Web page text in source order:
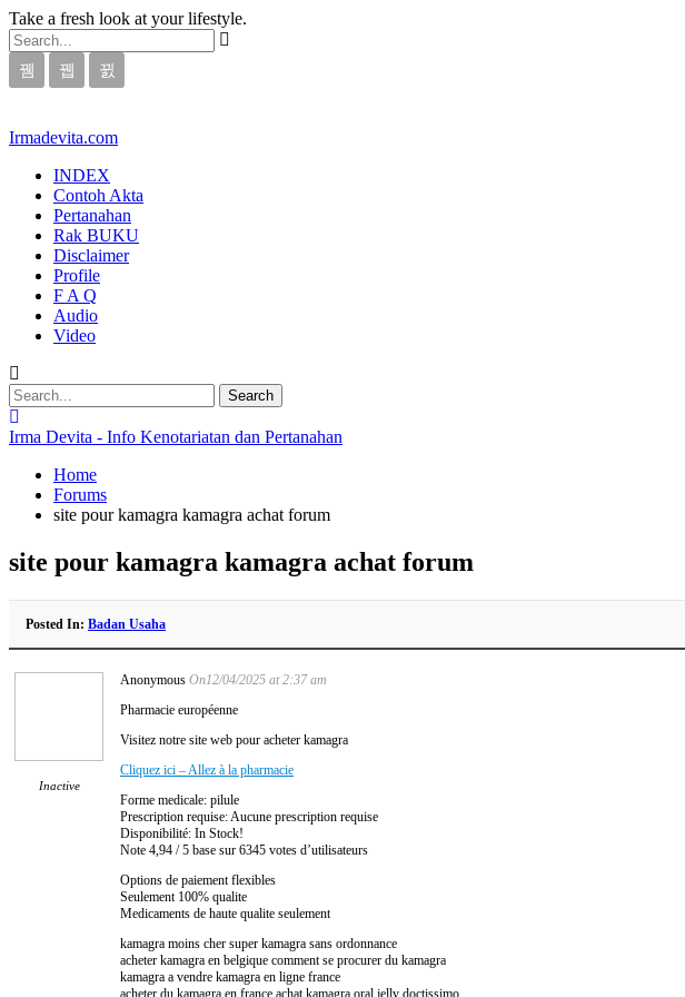
Take a fresh look at your lifestyle.
Irmadevita.com
INDEX
Contoh Akta
Pertanahan
Rak BUKU
Disclaimer
Profile
F A Q
Audio
Video
Irma Devita - Info Kenotariatan dan Pertanahan
Home
Forums
site pour kamagra kamagra achat forum
site pour kamagra kamagra achat forum
Posted In: Badan Usaha
Inactive
Anonymous On12/04/2025 at 2:37 am
Pharmacie européenne
Visitez notre site web pour acheter kamagra
Cliquez ici – Allez à la pharmacie
Forme medicale: pilule
Prescription requise: Aucune prescription requise
Disponibilité: In Stock!
Note 4,94 / 5 base sur 6345 votes d’utilisateurs
Options de paiement flexibles
Seulement 100% qualite
Medicaments de haute qualite seulement
kamagra moins cher super kamagra sans ordonnance
acheter kamagra en belgique comment se procurer du kamagra
kamagra a vendre kamagra en ligne france
acheter du kamagra en france achat kamagra oral jelly doctissimo